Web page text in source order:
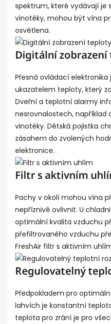
spektrum, které vydávají je
vinotéky, mohou být vína
osvětlena.
Digitální
Přesná ovládací
ukazatelem teploty, který
Dveřní a teplotní alarmy
nesrovnalostech, například
vinotéky. Dětská pojistka
zásahem do zvolených
elektronice.
Filtr s aktivním
Pachy v okolí mohou vína
nepříznivě ovlivnit. U
optimální kvalita vzduchu
přefiltrovaného vzduchu
FreshAir filtr s aktivním
Regulovatelný
Předpokladem pro
lahvích je konstantní
teplota pro zrání je pro